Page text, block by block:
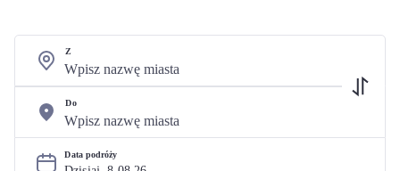
Z
Do
Data podróży